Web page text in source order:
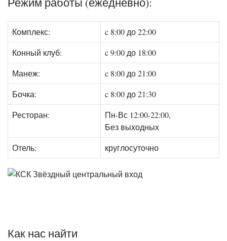
Комплекс:
c 8:00 до 22:00
Конный клуб:
c 9:00 до 18:00
Манеж:
c 8:00 до 21:00
Бочка:
c 8:00 до 21:30
Ресторан:
Пн-Вс 12:00-22:00,
Без выходных
Отель:
круглосуточно
Как нас найти